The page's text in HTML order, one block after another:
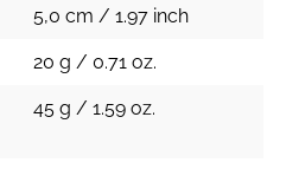
5,0 cm / 1.97 inch
20 g / 0.71 oz.
45 g / 1.59 oz.